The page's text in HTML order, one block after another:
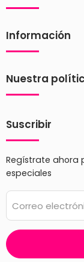
Información
Nuestra
Suscribir
Regístrate ahora
especiales
Correo